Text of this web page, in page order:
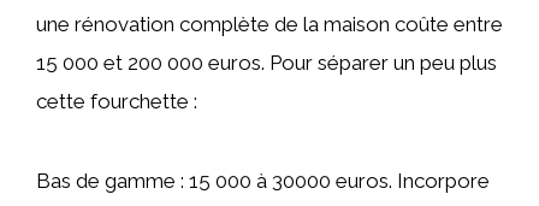
une rénovation complète de la maison coûte entre
15 000 et 200 000 euros. Pour séparer un peu plus
cette fourchette :
Bas de gamme : 15 000 à 30000 euros. Incorpore